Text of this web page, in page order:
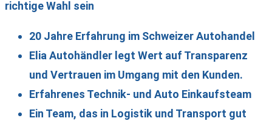
richtige Wahl sein
20 Jahre Erfahrung im Schweizer Autohandel
Elia Autohändler legt Wert auf Transparenz
und Vertrauen im Umgang mit den Kunden.
Erfahrenes Technik- und Auto Einkaufsteam
Ein Team, das in Logistik und Transport gut